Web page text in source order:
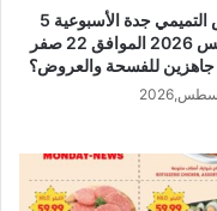
عروض التميمي جدة الأسبوعية 5
أغسطس 2026 الموافق 22 صفر